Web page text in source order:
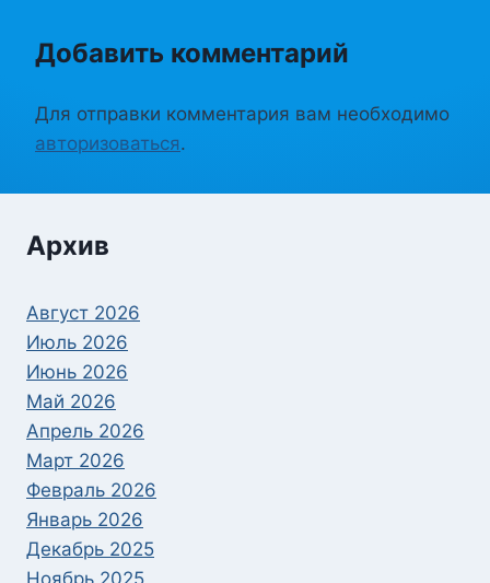
Добавить комментарий
Для отправки комментария вам необходимо
авторизоваться.
Архив
Август 2026
Июль 2026
Июнь 2026
Май 2026
Апрель 2026
Март 2026
Февраль 2026
Январь 2026
Декабрь 2025
Ноябрь 2025